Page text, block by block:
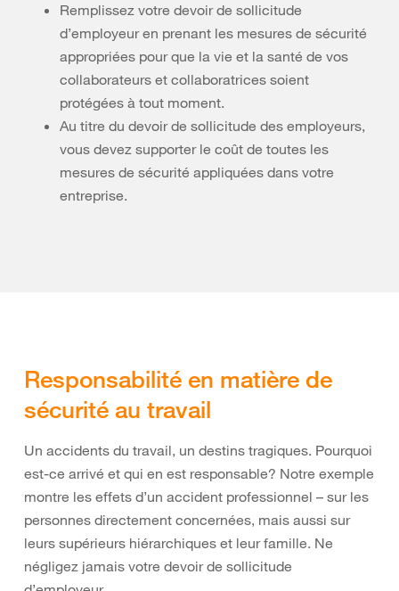
Remplissez votre devoir de sollicitude
d’employeur en prenant les mesures de sécurité
appropriées pour que la vie et la santé de vos
collaborateurs et collaboratrices soient
protégées à tout moment.
Au titre du devoir de sollicitude des employeurs,
vous devez supporter le coût de toutes les
mesures de sécurité appliquées dans votre
entreprise.
Responsabilité en matière de
sécurité au travail
Un accidents du travail, un destins tragiques. Pourquoi
est-ce arrivé et qui en est responsable? Notre exemple
montre les effets d’un accident professionnel – sur les
personnes directement concernées, mais aussi sur
leurs supérieurs hiérarchiques et leur famille. Ne
négligez jamais votre devoir de sollicitude